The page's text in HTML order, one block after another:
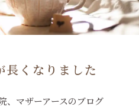
長くなりました
、マザーアースのブログ